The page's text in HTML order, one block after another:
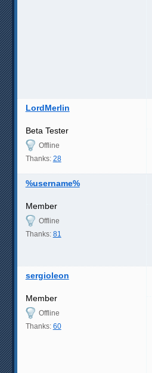
LordMerlin
Beta Tester
Offline
Thanks: 28
%username%
Member
Offline
Thanks: 81
sergioleon
Member
Offline
Thanks: 60